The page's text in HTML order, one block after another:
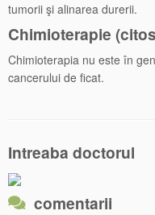
tumorii şi alinarea durerii.
Chimioterapie
Chimioterapia nu este în
cancerului de ficat.
Intreaba doctorul
comentarii